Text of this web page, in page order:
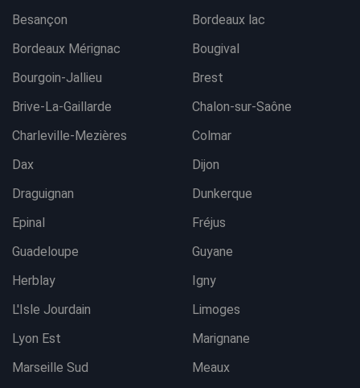
Besançon
Bordeaux lac
Bordeaux Mérignac
Bougival
Bourgoin-Jallieu
Brest
Brive-La-Gaillarde
Chalon-sur-Saône
Charleville-Mezières
Colmar
Dax
Dijon
Draguignan
Dunkerque
Epinal
Fréjus
Guadeloupe
Guyane
Herblay
Igny
L'Isle Jourdain
Limoges
Lyon Est
Marignane
Marseille Sud
Meaux